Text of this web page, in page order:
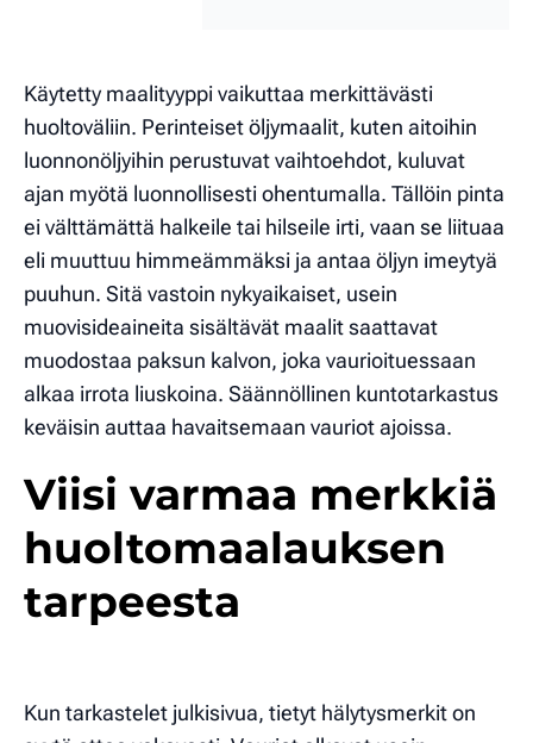
Käytetty maalityyppi vaikuttaa merkittävästi
huoltoväliin. Perinteiset öljymaalit, kuten aitoihin
luonnonöljyihin perustuvat vaihtoehdot, kuluvat
ajan myötä luonnollisesti ohentumalla. Tällöin pinta
ei välttämättä halkeile tai hilseile irti, vaan se liituaa
eli muuttuu himmeämmäksi ja antaa öljyn imeytyä
puuhun. Sitä vastoin nykyaikaiset, usein
muovisideaineita sisältävät maalit saattavat
muodostaa paksun kalvon, joka vaurioituessaan
alkaa irrota liuskoina. Säännöllinen kuntotarkastus
keväisin auttaa havaitsemaan vauriot ajoissa.
Viisi varmaa merkkiä
huoltomaalauksen
tarpeesta
Kun tarkastelet julkisivua, tietyt hälytysmerkit on